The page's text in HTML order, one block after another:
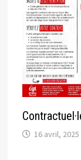
16 avril, 2025